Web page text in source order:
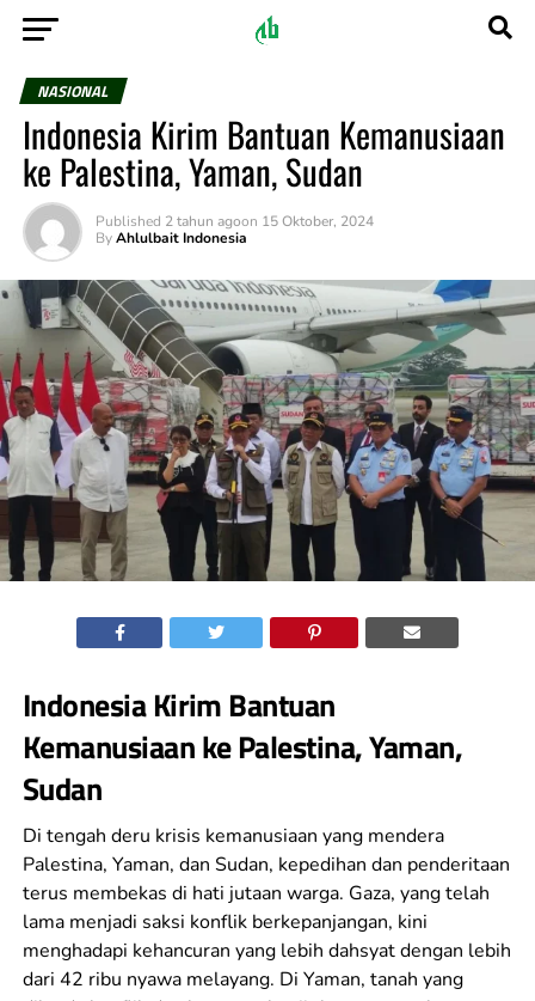
NASIONAL
Indonesia Kirim Bantuan Kemanusiaan
ke Palestina, Yaman, Sudan
Published 2 tahun agoon 15 Oktober, 2024
By Ahlulbait Indonesia
Indonesia Kirim Bantuan
Kemanusiaan ke Palestina, Yaman,
Sudan
Di tengah deru krisis kemanusiaan yang mendera
Palestina, Yaman, dan Sudan, kepedihan dan penderitaan
terus membekas di hati jutaan warga. Gaza, yang telah
lama menjadi saksi konflik berkepanjangan, kini
menghadapi kehancuran yang lebih dahsyat dengan lebih
dari 42 ribu nyawa melayang. Di Yaman, tanah yang